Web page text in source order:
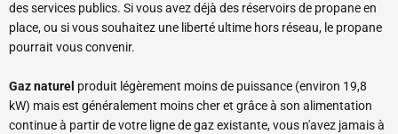
des services publics. Si vous avez déjà des réservoirs de propane en
place, ou si vous souhaitez une liberté ultime hors réseau, le propane
pourrait vous convenir.
Gaz naturel produit légèrement moins de puissance (environ 19,8
kW) mais est généralement moins cher et grâce à son alimentation
continue à partir de votre ligne de gaz existante, vous n'avez jamais à